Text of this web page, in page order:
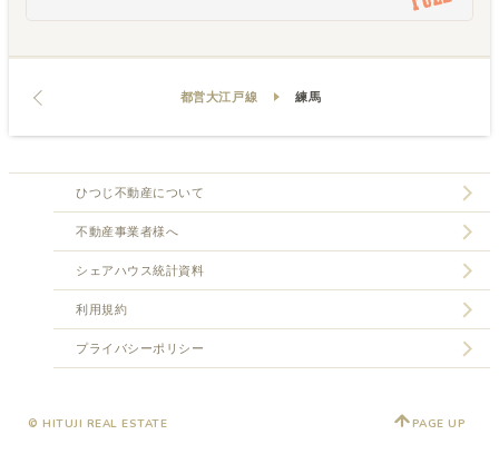
都営大江戸線 練馬
ひつじ不動産について
不動産事業者様へ
シェアハウス統計資料
利用規約
プライバシーポリシー
© HITUJI REAL ESTATE PAGE UP